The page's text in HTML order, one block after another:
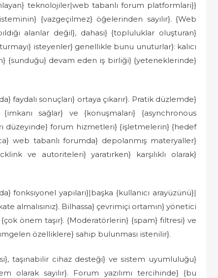
teknolojiler|web tabanlı forum platformları}}
{vazgeçilmez} öğelerinden sayılır}. {Web
alanlar değil}, dahası} {topluluklar oluşturan}
isteyenler} genellikle bunu unuturlar}: kalıcı
{sunduğu} devam eden iş birliği} {yeteneklerinde}
faydalı sonuçları} ortaya çıkarır}. Pratik düzlemde}
sağlar} ve {konuşmaları} {asynchronous
düzeyinde} forum hizmetleri} {işletmelerin} {hedef
web tabanlı forumda} depolanmış materyaller}
ve autoriteleri} yaratırken} karşılıklı olarak}
fonksiyonel yapıları}|başka {kullanıcı arayüzünü}|
almalısınız}. Bilhassa} çevrimiçi ortamın} yönetici
önem taşır}. {Moderatörlerin} {spam} filtresi} ve
özelliklere} sahip bulunması istenilir}.
taşınabilir cihaz desteği} ve sistem uyumluluğu}
olarak sayılır}. Forum yazılımı tercihinde} {bu